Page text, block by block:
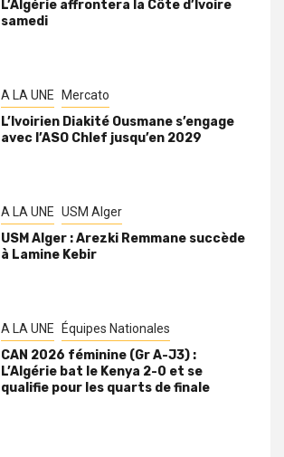
L’Algérie affrontera la Côte d’Ivoire
samedi
A LA UNE Mercato
L’Ivoirien Diakité Ousmane s’engage
avec l’ASO Chlef jusqu’en 2029
A LA UNE USM Alger
USM Alger : Arezki Remmane succède
à Lamine Kebir
A LA UNE Équipes Nationales
CAN 2026 féminine (Gr A-J3) :
L’Algérie bat le Kenya 2-0 et se
qualifie pour les quarts de finale